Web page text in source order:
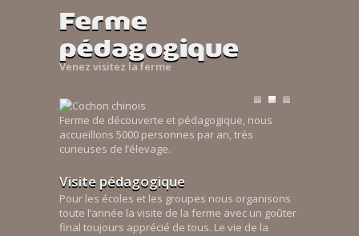
Ferme
pédagogique
Venez visitez la ferme
Ferme de découverte et pédagogique, nous
accueillons 5000 personnes par an, trés
curieuses de l’élevage.
Visite pédagogique
Pour les écoles et les groupes nous organisons
toute l’année la visite de la ferme avec un goûter
final toujours apprécié de tous. Le vie de la